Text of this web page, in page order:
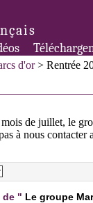
d'or> Rentrée
de juillet, le
à nous contacter
de " Le groupe